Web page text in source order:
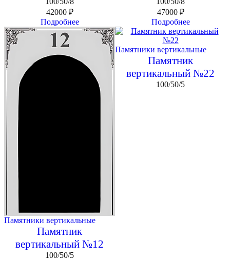
42000 ₽
Подробнее
47000 ₽
Подробнее
Памятники вертикальные
Памятник
вертикальный №12
100/50/5
Памятники вертикальные
Памятник
вертикальный №22
100/50/5